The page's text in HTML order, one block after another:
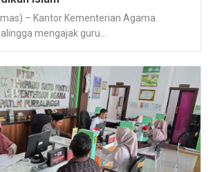
– Kantor Kementerian Agama
mengajak guru...